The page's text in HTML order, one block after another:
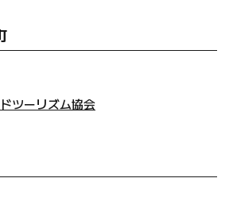
ツーリズム協会